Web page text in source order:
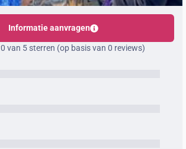
Informatie aanvragen
0 van 5 sterren (op basis van 0 reviews)